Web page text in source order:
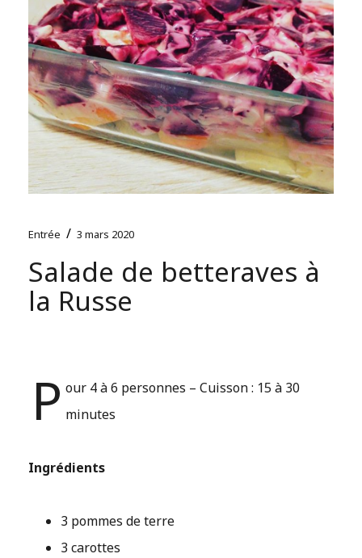
Entrée / 3 mars 2020
Salade de betteraves à
la Russe
P our 4 à 6 personnes – Cuisson : 15 à 30
minutes
Ingrédients
3 pommes de terre
3 carottes